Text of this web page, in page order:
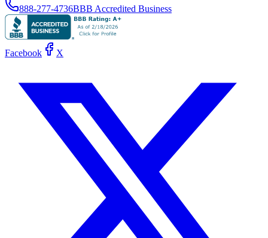
888-277-4736BBB Accredited Business
Facebook X